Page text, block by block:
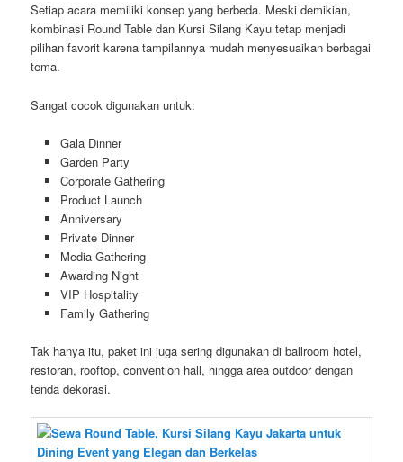
Setiap acara memiliki konsep yang berbeda. Meski demikian,
kombinasi Round Table dan Kursi Silang Kayu tetap menjadi
pilihan favorit karena tampilannya mudah menyesuaikan berbagai
tema.
Sangat cocok digunakan untuk:
Gala Dinner
Garden Party
Corporate Gathering
Product Launch
Anniversary
Private Dinner
Media Gathering
Awarding Night
VIP Hospitality
Family Gathering
Tak hanya itu, paket ini juga sering digunakan di ballroom hotel,
restoran, rooftop, convention hall, hingga area outdoor dengan
tenda dekorasi.